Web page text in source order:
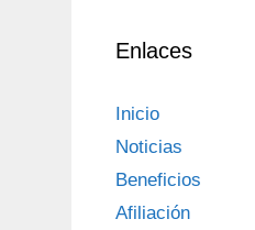
Enlaces
Inicio
Noticias
Beneficios
Afiliación